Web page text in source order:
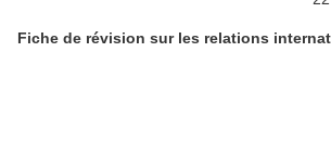
Fiche de révision sur les relations